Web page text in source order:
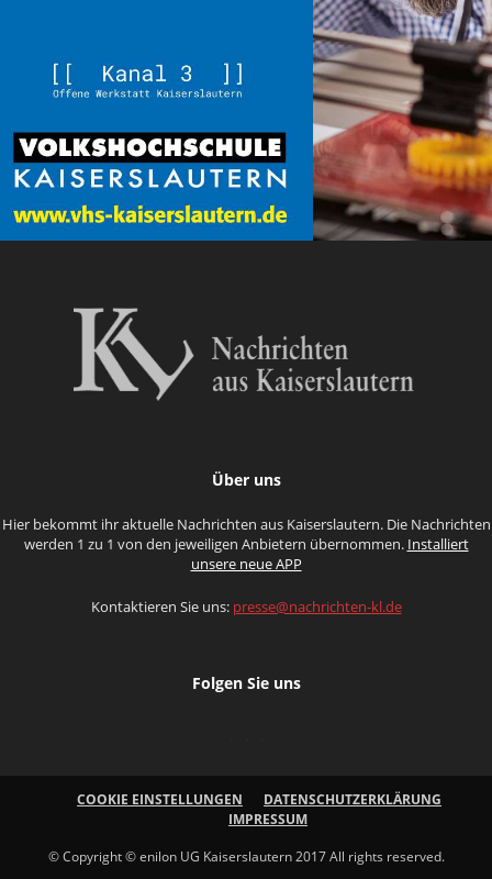
Über uns
Hier bekommt ihr aktuelle Nachrichten aus Kaiserslautern. Die Nachrichten
werden 1 zu 1 von den jeweiligen Anbietern übernommen. Installiert
unsere neue APP
Kontaktieren Sie uns: presse@nachrichten-kl.de
Folgen Sie uns
COOKIE EINSTELLUNGEN
DATENSCHUTZERKLÄRUNG
IMPRESSUM
© Copyright © enilon UG Kaiserslautern 2017 All rights reserved.